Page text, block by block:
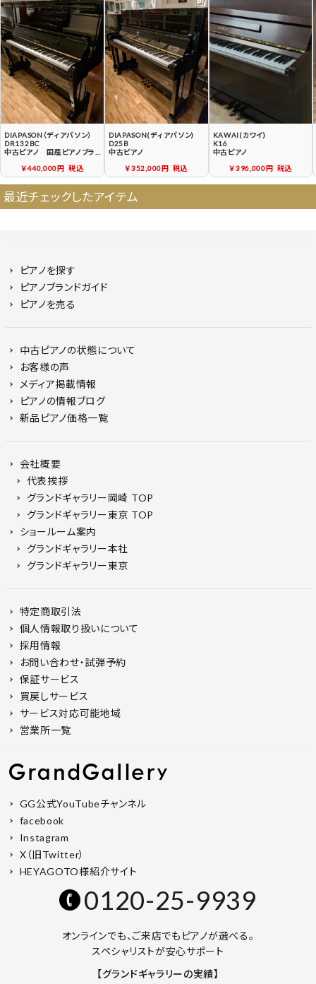
契約後の流れ 保証サービス
中古ピアノ買戻しサービ
ス
中古ピアノの状態につい
て
DIAPASON（ディアパソン）
DR132BC
中古ピアノ 国産ピアノブラン
￥440,000円
税込
DIAPASON(ディアパソン)
D25B
中古ピアノ
￥352,000円
税込
KAWAI(カワイ)
K16
中古ピアノ
￥396,000円
税込
最近チェックしたアイテム
ピアノを探す
ピアノブランドガイド
ピアノを売る
中古ピアノの状態について
お客様の声
メディア掲載情報
ピアノの情報ブログ
新品ピアノ価格一覧
会社概要
代表挨拶
グランドギャラリー岡崎 TOP
グランドギャラリー東京 TOP
ショールーム案内
グランドギャラリー本社
グランドギャラリー東京
特定商取引法
個人情報取り扱いについて
採用情報
お問い合わせ・試弾予約
保証サービス
買戻しサービス
サービス対応可能地域
営業所一覧
GG公式YouTubeチャンネル
facebook
Instagram
X（旧Twitter）
HEYAGOTO様紹介サイト
0120-25-9939
オンラインでも、ご来店でもピアノが選べる。
スペシャリストが安心サポート
【グランドギャラリーの実績】